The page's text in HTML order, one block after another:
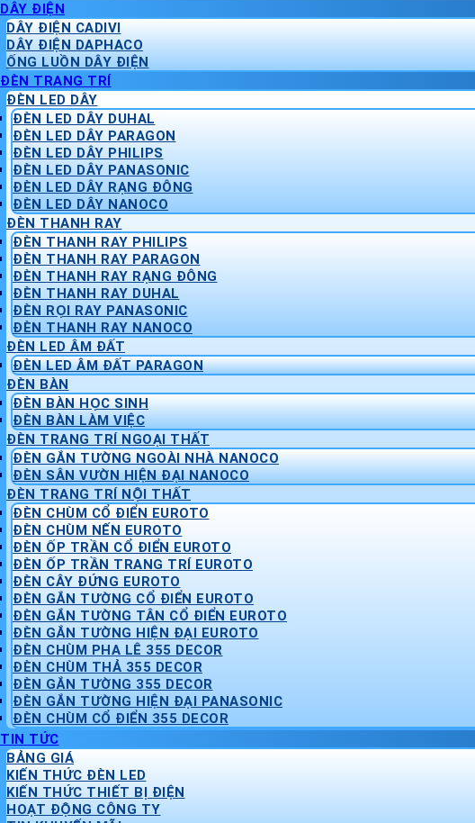
DÂY ĐIỆN
DÂY ĐIỆN CADIVI
DÂY ĐIỆN DAPHACO
ỐNG LUỒN DÂY ĐIỆN
ĐÈN TRANG TRÍ
ĐÈN LED DÂY
ĐÈN LED DÂY DUHAL
ĐÈN LED DÂY PARAGON
ĐÈN LED DÂY PHILIPS
ĐÈN LED DÂY PANASONIC
ĐÈN LED DÂY RẠNG ĐÔNG
ĐÈN LED DÂY NANOCO
ĐÈN THANH RAY
ĐÈN THANH RAY PHILIPS
ĐÈN THANH RAY PARAGON
ĐÈN THANH RAY RẠNG ĐÔNG
ĐÈN THANH RAY DUHAL
ĐÈN RỌI RAY PANASONIC
ĐÈN THANH RAY NANOCO
ĐÈN LED ÂM ĐẤT
ĐÈN LED ÂM ĐẤT PARAGON
ĐÈN BÀN
ĐÈN BÀN HỌC SINH
ĐÈN BÀN LÀM VIỆC
ĐÈN TRANG TRÍ NGOẠI THẤT
ĐÈN GẮN TƯỜNG NGOÀI NHÀ NANOCO
ĐÈN SÂN VƯỜN HIỆN ĐẠI NANOCO
ĐÈN TRANG TRÍ NỘI THẤT
ĐÈN CHÙM CỔ ĐIỂN EUROTO
ĐÈN CHÙM NẾN EUROTO
ĐÈN ỐP TRẦN CỔ ĐIỂN EUROTO
ĐÈN ỐP TRẦN TRANG TRÍ EUROTO
ĐÈN CÂY ĐỨNG EUROTO
ĐÈN GẮN TƯỜNG CỔ ĐIỂN EUROTO
ĐÈN GẮN TƯỜNG TÂN CỔ ĐIỂN EUROTO
ĐÈN GẮN TƯỜNG HIỆN ĐẠI EUROTO
ĐÈN CHÙM PHA LÊ 355 DECOR
ĐÈN CHÙM THẢ 355 DECOR
ĐÈN GẮN TƯỜNG 355 DECOR
ĐÈN GẮN TƯỜNG HIỆN ĐẠI PANASONIC
ĐÈN CHÙM CỔ ĐIỂN 355 DECOR
TIN TỨC
BẢNG GIÁ
KIẾN THỨC ĐÈN LED
KIẾN THỨC THIẾT BỊ ĐIỆN
HOẠT ĐỘNG CÔNG TY